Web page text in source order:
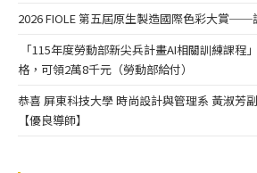
2026 FIOLE 第五屆原生製造國際色彩大賞──
「115年度勞動部新尖兵計畫AI相關訓練課程
格，可領2萬8千元（勞動部給付）
恭喜 屏東科技大學 時尚設計與管理系 黃淑芳
【優良導師】